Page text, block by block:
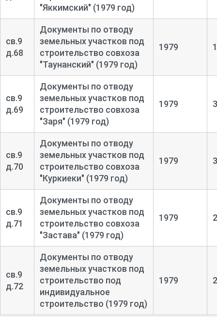
"Яккимский" (1979 год)
св.9
д.68
Документы по отводу
земельных участков под
строительство совхоза
"Таунанский" (1979 год)
1979
св.9
д.69
Документы по отводу
земельных участков под
строительство совхоза
"Заря" (1979 год)
1979
св.9
д.70
Документы по отводу
земельных участков под
строительство совхоза
"Куркиеки" (1979 год)
1979
св.9
д.71
Документы по отводу
земельных участков под
строительство совхоза
"Застава" (1979 год)
1979
св.9
д.72
Документы по отводу
земельных участков под
строительство под
индивидуальное
строительство (1979 год)
1979